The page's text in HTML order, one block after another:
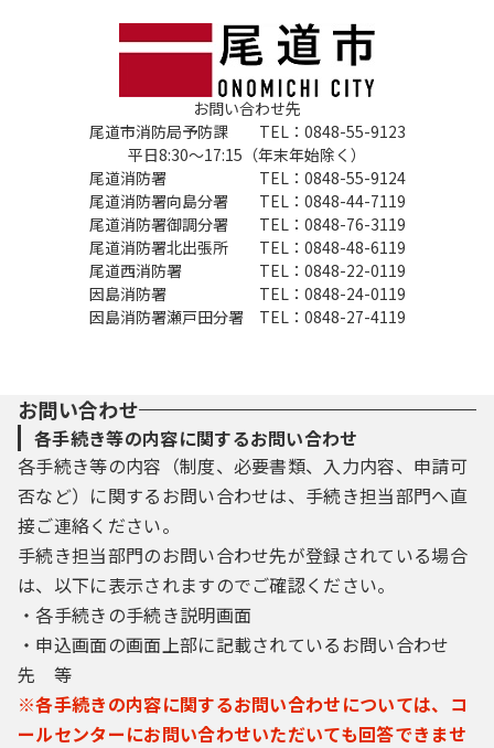
お問い合わせ先
尾道市消防局予防課 TEL：0848-55-9123
平日8:30～17:15（年末年始除く）
尾道消防署 TEL：0848-55-9124
尾道消防署向島分署 TEL：0848-44-7119
尾道消防署御調分署 TEL：0848-76-3119
尾道消防署北出張所 TEL：0848-48-6119
尾道西消防署 TEL：0848-22-0119
因島消防署 TEL：0848-24-0119
因島消防署瀬戸田分署 TEL：0848-27-4119
お問い合わせ
各手続き等の内容に関するお問い合わせ
各手続き等の内容（制度、必要書類、入力内容、申請可
否など）に関するお問い合わせは、手続き担当部門へ直
接ご連絡ください。
手続き担当部門のお問い合わせ先が登録されている場合
は、以下に表示されますのでご確認ください。
・各手続きの手続き説明画面
・申込画面の画面上部に記載されているお問い合わせ
先 等
※各手続きの内容に関するお問い合わせについては、コ
ールセンターにお問い合わせいただいても回答できませ